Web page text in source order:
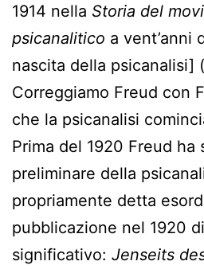
1914 nella Storia del
psicanalitico a vent’anni
nascita della psicanalisi]
Correggiamo Freud con
che la psicanalisi
Prima del 1920 Freud ha
preliminare della
propriamente detta
pubblicazione nel 1920
significativo: Jenseits